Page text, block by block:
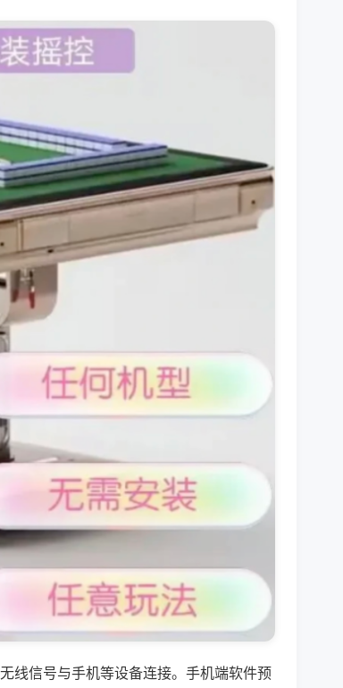
线信号与手机等设备连接。手机端软件预